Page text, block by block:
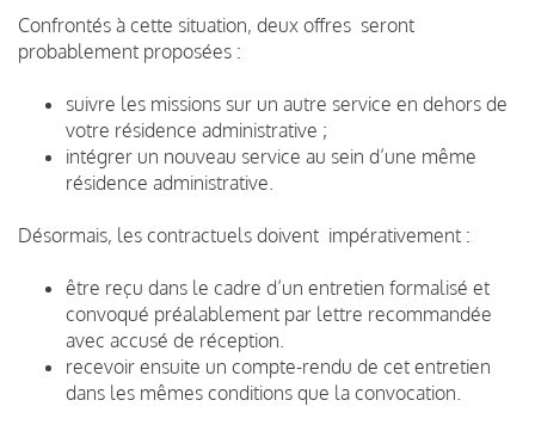
Confrontés à cette situation, deux offres seront
probablement proposées :
suivre les missions sur un autre service en dehors de
votre résidence administrative ;
intégrer un nouveau service au sein d’une même
résidence administrative.
Désormais, les contractuels doivent impérativement :
être reçu dans le cadre d’un entretien formalisé et
convoqué préalablement par lettre recommandée
avec accusé de réception.
recevoir ensuite un compte-rendu de cet entretien
dans les mêmes conditions que la convocation.